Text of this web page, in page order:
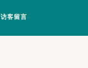
访客留言